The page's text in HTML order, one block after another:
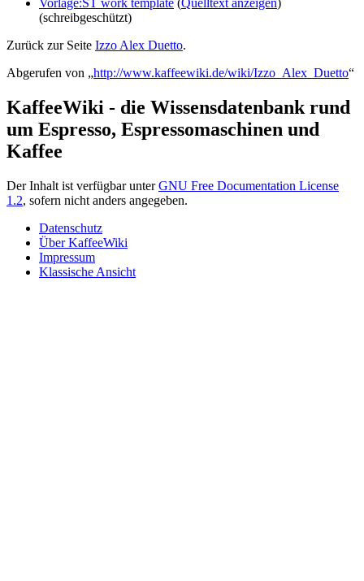
(schreibgeschützt)
Zurück zur Seite Izzo Alex Duetto.
Abgerufen von „http://www.kaffeewiki.de/wiki/Izzo_Alex_Duetto“
KaffeeWiki - die Wissensdatenbank rund
um Espresso, Espressomaschinen und
Kaffee
Der Inhalt ist verfügbar unterGNU Free Documentation License
1.2, sofern nicht anders angegeben.
Datenschutz
Über KaffeeWiki
Impressum
Klassische Ansicht